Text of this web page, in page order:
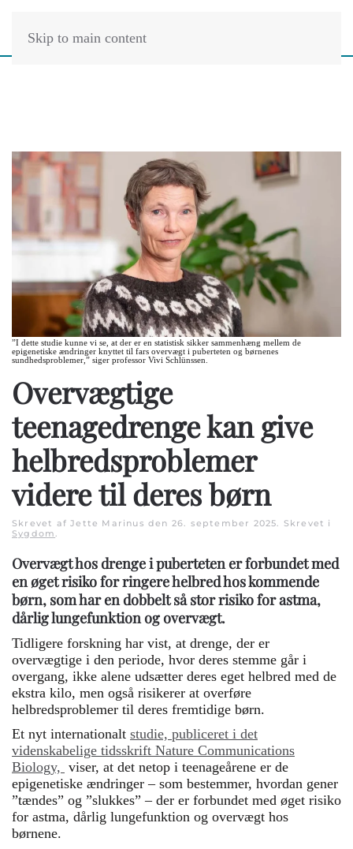
Skip to main content
”I dette studie kunne vi se, at der er en statistisk sikker sammenhæng mellem de
epigenetiske ændringer knyttet til fars overvægt i puberteten og børnenes
sundhedsproblemer,” siger professor Vivi Schlünssen.
Overvægtige
teenagedrenge kan give
helbredsproblemer
videre til deres børn
Skrevet af Jette Marinus den 26. september 2025. Skrevet i
Sygdom.
Overvægt hos drenge i puberteten er forbundet med
en øget risiko for ringere helbred hos kommende
børn, som har en dobbelt så stor risiko for astma,
dårlig lungefunktion og overvægt.
Tidligere forskning har vist, at drenge, der er
overvægtige i den periode, hvor deres stemme går i
overgang, ikke alene udsætter deres eget helbred med de
ekstra kilo, men også risikerer at overføre
helbredsproblemer til deres fremtidige børn.
Et nyt internationalt studie, publiceret i det
videnskabelige tidsskrift Nature Communications
Biology, viser, at det netop i teenageårene er de
epigenetiske ændringer – som bestemmer, hvordan gener
”tændes” og ”slukkes” – der er forbundet med øget risiko
for astma, dårlig lungefunktion og overvægt hos
børnene.